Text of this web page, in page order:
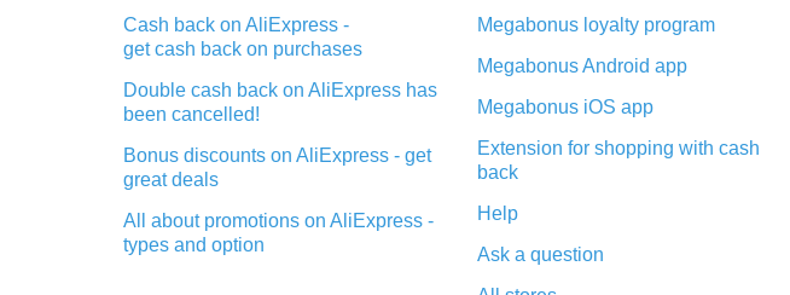
Cash back on AliExpress -
get cash back on purchases
Double cash back on AliExpress has
been cancelled!
Bonus discounts on AliExpress - get
great deals
All about promotions on AliExpress -
types and option
Megabonus loyalty program
Megabonus Android app
Megabonus iOS app
Extension for shopping with cash
back
Help
Ask a question